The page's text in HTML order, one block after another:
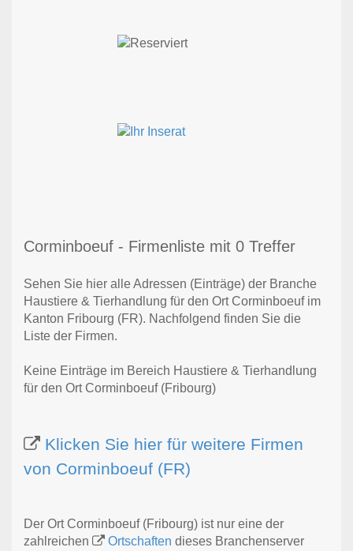
Corminboeuf - Firmenliste mit 0 Treffer
Sehen Sie hier alle Adressen (Einträge) der Branche
Haustiere & Tierhandlung für den Ort Corminboeuf im
Kanton Fribourg (FR). Nachfolgend finden Sie die
Liste der Firmen.
Keine Einträge im Bereich Haustiere & Tierhandlung
für den Ort Corminboeuf (Fribourg)
Klicken Sie hier für weitere Firmen
von Corminboeuf (FR)
Der Ort Corminboeuf (Fribourg) ist nur eine der
zahlreichen
Ortschaften dieses Branchenserver